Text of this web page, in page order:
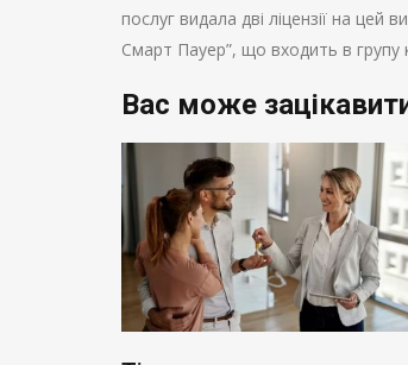
послуг видала дві ліцензії на
Смарт Пауер”, що входить в групу
Вас може